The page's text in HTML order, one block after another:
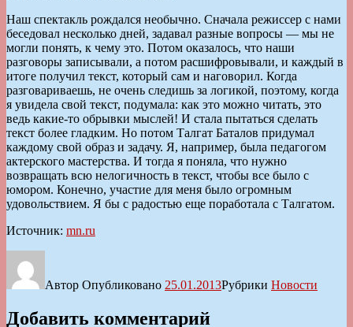
Наш спектакль рождался необычно. Сначала режиссер с нами
беседовал несколько дней, задавал разные вопросы — мы не
могли понять, к чему это. Потом оказалось, что наши
разговоры записывали, а потом расшифровывали, и каждый в
итоге получил текст, который сам и наговорил. Когда
разговариваешь, не очень следишь за логикой, поэтому, когда
я увидела свой текст, подумала: как это можно читать, это
ведь какие-то обрывки мыслей! И стала пытаться сделать
текст более гладким. Но потом Талгат Баталов придумал
каждому свой образ и задачу. Я, например, была педагогом
актерского мастерства. И тогда я поняла, что нужно
возвращать всю нелогичность в текст, чтобы все было с
юмором. Конечно, участие для меня было огромным
удовольствием. Я бы с радостью еще поработала с Талгатом.
Источник: mn.ru
Автор Опубликовано 25.01.2013Рубрики Новости
Добавить комментарий